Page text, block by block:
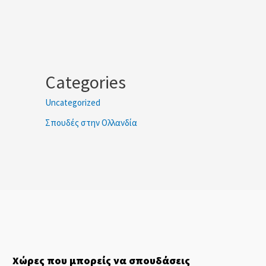
Categories
Uncategorized
Σπουδές στην Ολλανδία
Χώρες που μπορείς να σπουδάσεις